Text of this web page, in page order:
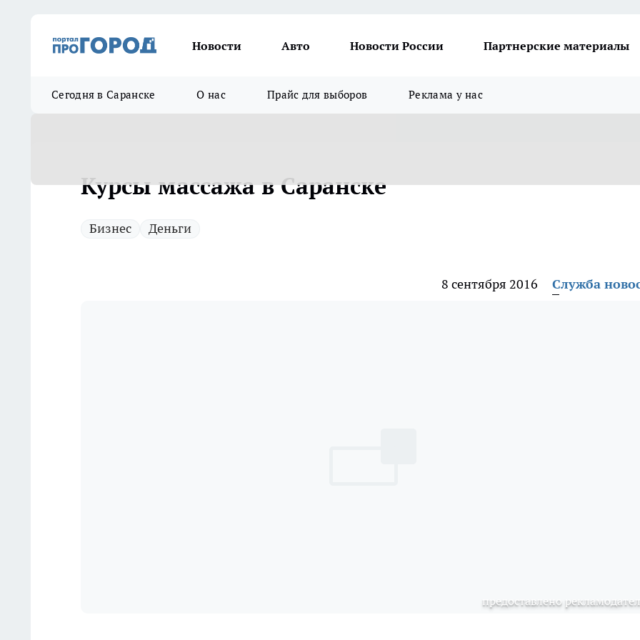
Новости Авто Новости России Партнерские материалы
Сегодня в Саранске О нас Прайс для выборов Реклама у нас
Курсы массажа в Саранске
Бизнес Деньги
8 сентября 2016 Служба
предоставлено